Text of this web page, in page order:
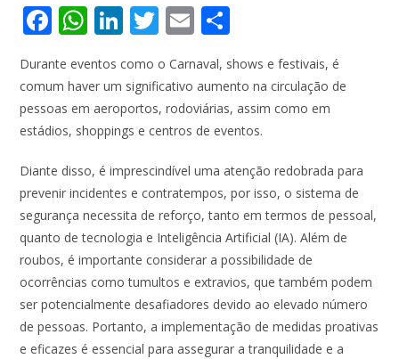
F
e
b
o
o
k
W
at
s
A
p
p
Li
k
e
dI
n
T
itt
er
E
m
ai
l
h
ar
e
Durante eventos como o Carnaval, shows e festivais, é
comum haver um significativo aumento na circulação de
pessoas em aeroportos, rodoviárias, assim como em
estádios, shoppings e centros de eventos.
Diante disso, é imprescindível uma atenção redobrada para
prevenir incidentes e contratempos, por isso, o sistema de
segurança necessita de reforço, tanto em termos de pessoal,
quanto de tecnologia e Inteligência Artificial (IA). Além de
roubos, é importante considerar a possibilidade de
ocorrências como tumultos e extravios, que também podem
ser potencialmente desafiadores devido ao elevado número
de pessoas. Portanto, a implementação de medidas proativas
e eficazes é essencial para assegurar a tranquilidade e a